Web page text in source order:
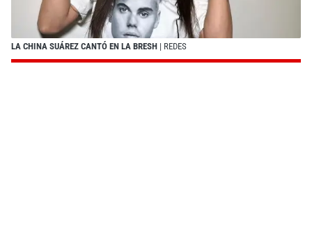
LA CHINA SUÁREZ CANTÓ EN LA BRESH | REDES